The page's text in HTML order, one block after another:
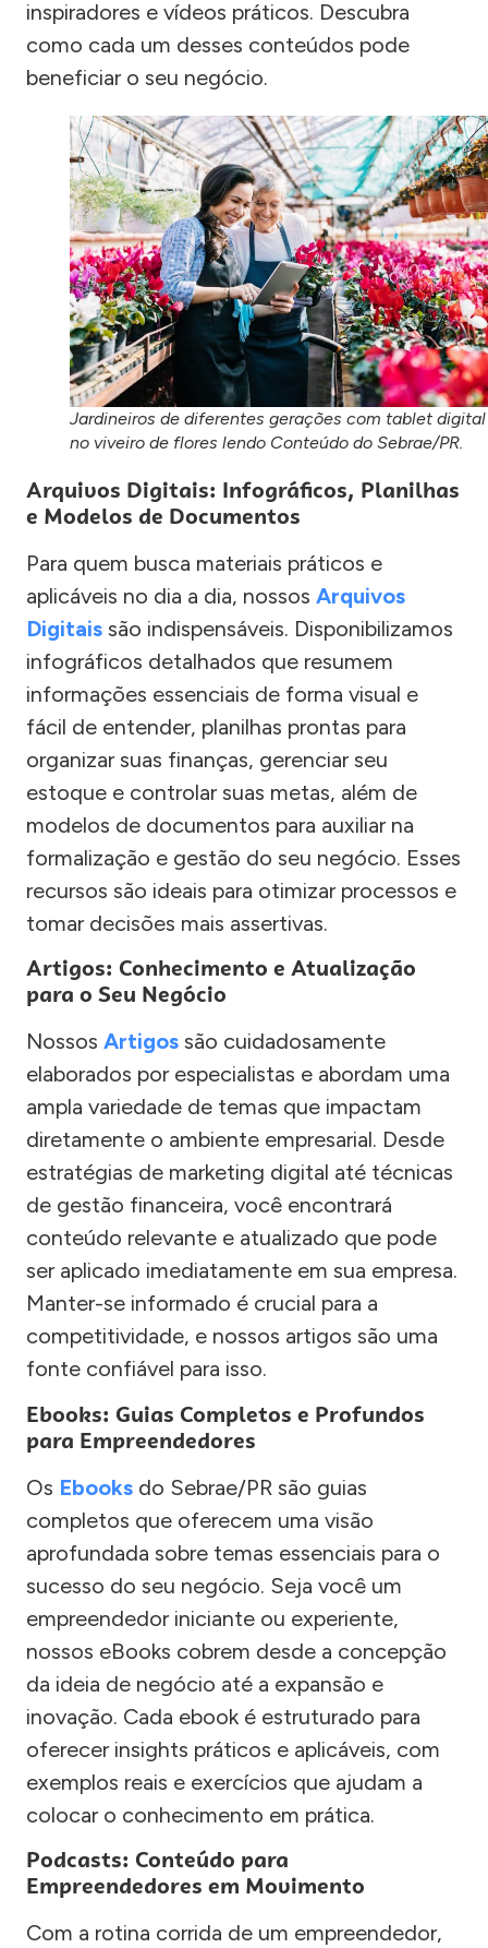
inspiradores e vídeos práticos. Descubra
como cada um desses conteúdos pode
beneficiar o seu negócio.
Jardineiros de diferentes gerações com tablet digital
no viveiro de flores lendo Conteúdo do Sebrae/PR.
Arquivos Digitais: Infográficos, Planilhas
e Modelos de Documentos
Para quem busca materiais práticos e
aplicáveis no dia a dia, nossos Arquivos
Digitais são indispensáveis. Disponibilizamos
infográficos detalhados que resumem
informações essenciais de forma visual e
fácil de entender, planilhas prontas para
organizar suas finanças, gerenciar seu
estoque e controlar suas metas, além de
modelos de documentos para auxiliar na
formalização e gestão do seu negócio. Esses
recursos são ideais para otimizar processos e
tomar decisões mais assertivas.
Artigos: Conhecimento e Atualização
para o Seu Negócio
Nossos Artigos são cuidadosamente
elaborados por especialistas e abordam uma
ampla variedade de temas que impactam
diretamente o ambiente empresarial. Desde
estratégias de marketing digital até técnicas
de gestão financeira, você encontrará
conteúdo relevante e atualizado que pode
ser aplicado imediatamente em sua empresa.
Manter-se informado é crucial para a
competitividade, e nossos artigos são uma
fonte confiável para isso.
Ebooks: Guias Completos e Profundos
para Empreendedores
Os Ebooks do Sebrae/PR são guias
completos que oferecem uma visão
aprofundada sobre temas essenciais para o
sucesso do seu negócio. Seja você um
empreendedor iniciante ou experiente,
nossos eBooks cobrem desde a concepção
da ideia de negócio até a expansão e
inovação. Cada ebook é estruturado para
oferecer insights práticos e aplicáveis, com
exemplos reais e exercícios que ajudam a
colocar o conhecimento em prática.
Podcasts: Conteúdo para
Empreendedores em Movimento
Com a rotina corrida de um empreendedor,